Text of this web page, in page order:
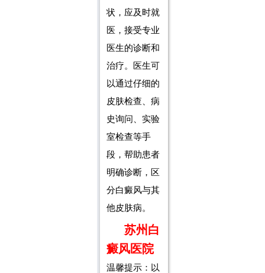
状，应及时就
医，接受专业
医生的诊断和
治疗。医生可
以通过仔细的
皮肤检查、病
史询问、实验
室检查等手
段，帮助患者
明确诊断，区
分白癜风与其
他皮肤病。
苏州白
癜风医院
温馨提示：以